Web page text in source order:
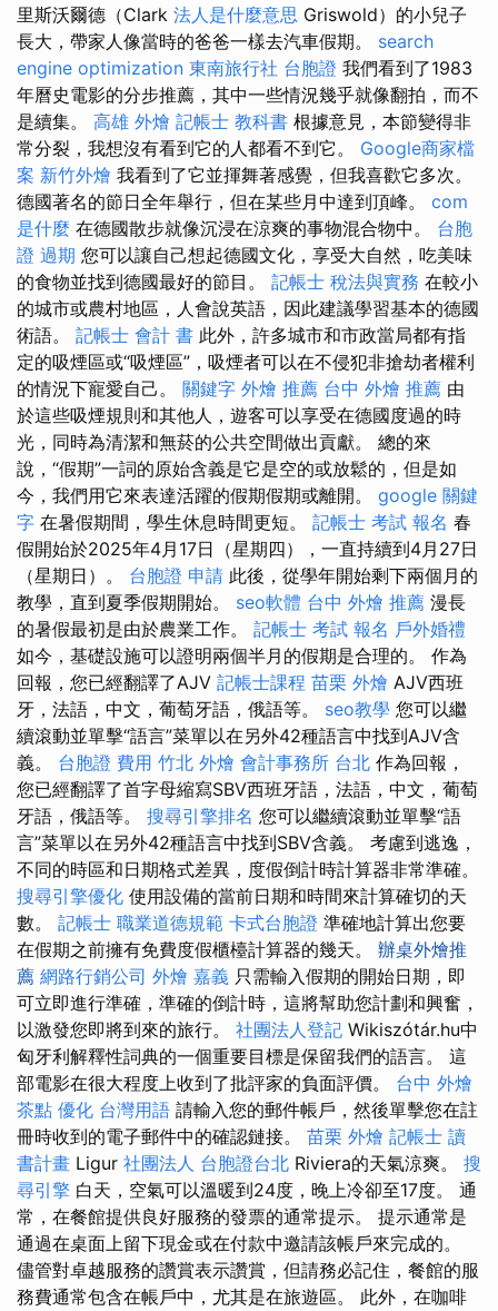
里斯沃爾德（Clark 法人是什麼意思 Griswold）的小兒子
長大，帶家人像當時的爸爸一樣去汽車假期。 search
engine optimization 東南旅行社 台胞證 我們看到了1983
年曆史電影的分步推薦，其中一些情況幾乎就像翻拍，而不
是續集。 高雄 外燴 記帳士 教科書 根據意見，本節變得非
常分裂，我想沒有看到它的人都看不到它。 Google商家檔
案 新竹外燴 我看到了它並揮舞著感覺，但我喜歡它多次。
德國著名的節日全年舉行，但在某些月中達到頂峰。 com
是什麼 在德國散步就像沉浸在涼爽的事物混合物中。 台胞
證 過期 您可以讓自己想起德國文化，享受大自然，吃美味
的食物並找到德國最好的節目。 記帳士 稅法與實務 在較小
的城市或農村地區，人會說英語，因此建議學習基本的德國
術語。 記帳士 會計 書 此外，許多城市和市政當局都有指
定的吸煙區或“吸煙區”，吸煙者可以在不侵犯非搶劫者權利
的情況下寵愛自己。 關鍵字 外燴 推薦 台中 外燴 推薦 由
於這些吸煙規則和其他人，遊客可以享受在德國度過的時
光，同時為清潔和無菸的公共空間做出貢獻。 總的來
說，“假期”一詞的原始含義是它是空的或放鬆的，但是如
今，我們用它來表達活躍的假期假期或離開。 google 關鍵
字 在暑假期間，學生休息時間更短。 記帳士 考試 報名 春
假開始於2025年4月17日（星期四），一直持續到4月27日
（星期日）。 台胞證 申請 此後，從學年開始剩下兩個月的
教學，直到夏季假期開始。 seo軟體 台中 外燴 推薦 漫長
的暑假最初是由於農業工作。 記帳士 考試 報名 戶外婚禮
如今，基礎設施可以證明兩個半月的假期是合理的。 作為
回報，您已經翻譯了AJV 記帳士課程 苗栗 外燴 AJV西班
牙，法語，中文，葡萄牙語，俄語等。 seo教學 您可以繼
續滾動並單擊“語言”菜單以在另外42種語言中找到AJV含
義。 台胞證 費用 竹北 外燴 會計事務所 台北 作為回報，
您已經翻譯了首字母縮寫SBV西班牙語，法語，中文，葡萄
牙語，俄語等。 搜尋引擎排名 您可以繼續滾動並單擊“語
言”菜單以在另外42種語言中找到SBV含義。 考慮到逃逸，
不同的時區和日期格式差異，度假倒計時計算器非常準確。
搜尋引擎優化 使用設備的當前日期和時間來計算確切的天
數。 記帳士 職業道德規範 卡式台胞證 準確地計算出您要
在假期之前擁有免費度假櫃檯計算器的幾天。 辦桌外燴推
薦 網路行銷公司 外燴 嘉義 只需輸入假期的開始日期，即
可立即進行準確，準確的倒計時，這將幫助您計劃和興奮，
以激發您即將到來的旅行。 社團法人登記 Wikiszótár.hu中
匈牙利解釋性詞典的一個重要目標是保留我們的語言。 這
部電影在很大程度上收到了批評家的負面評價。 台中 外燴
茶點 優化 台灣用語 請輸入您的郵件帳戶，然後單擊您在註
冊時收到的電子郵件中的確認鏈接。 苗栗 外燴 記帳士 讀
書計畫 Ligur 社團法人 台胞證台北 Riviera的天氣涼爽。 搜
尋引擎 白天，空氣可以溫暖到24度，晚上冷卻至17度。 通
常，在餐館提供良好服務的發票的通常提示。 提示通常是
通過在桌面上留下現金或在付款中邀請該帳戶來完成的。
儘管對卓越服務的讚賞表示讚賞，但請務必記住，餐館的服
務費通常包含在帳戶中，尤其是在旅遊區。 此外，在咖啡